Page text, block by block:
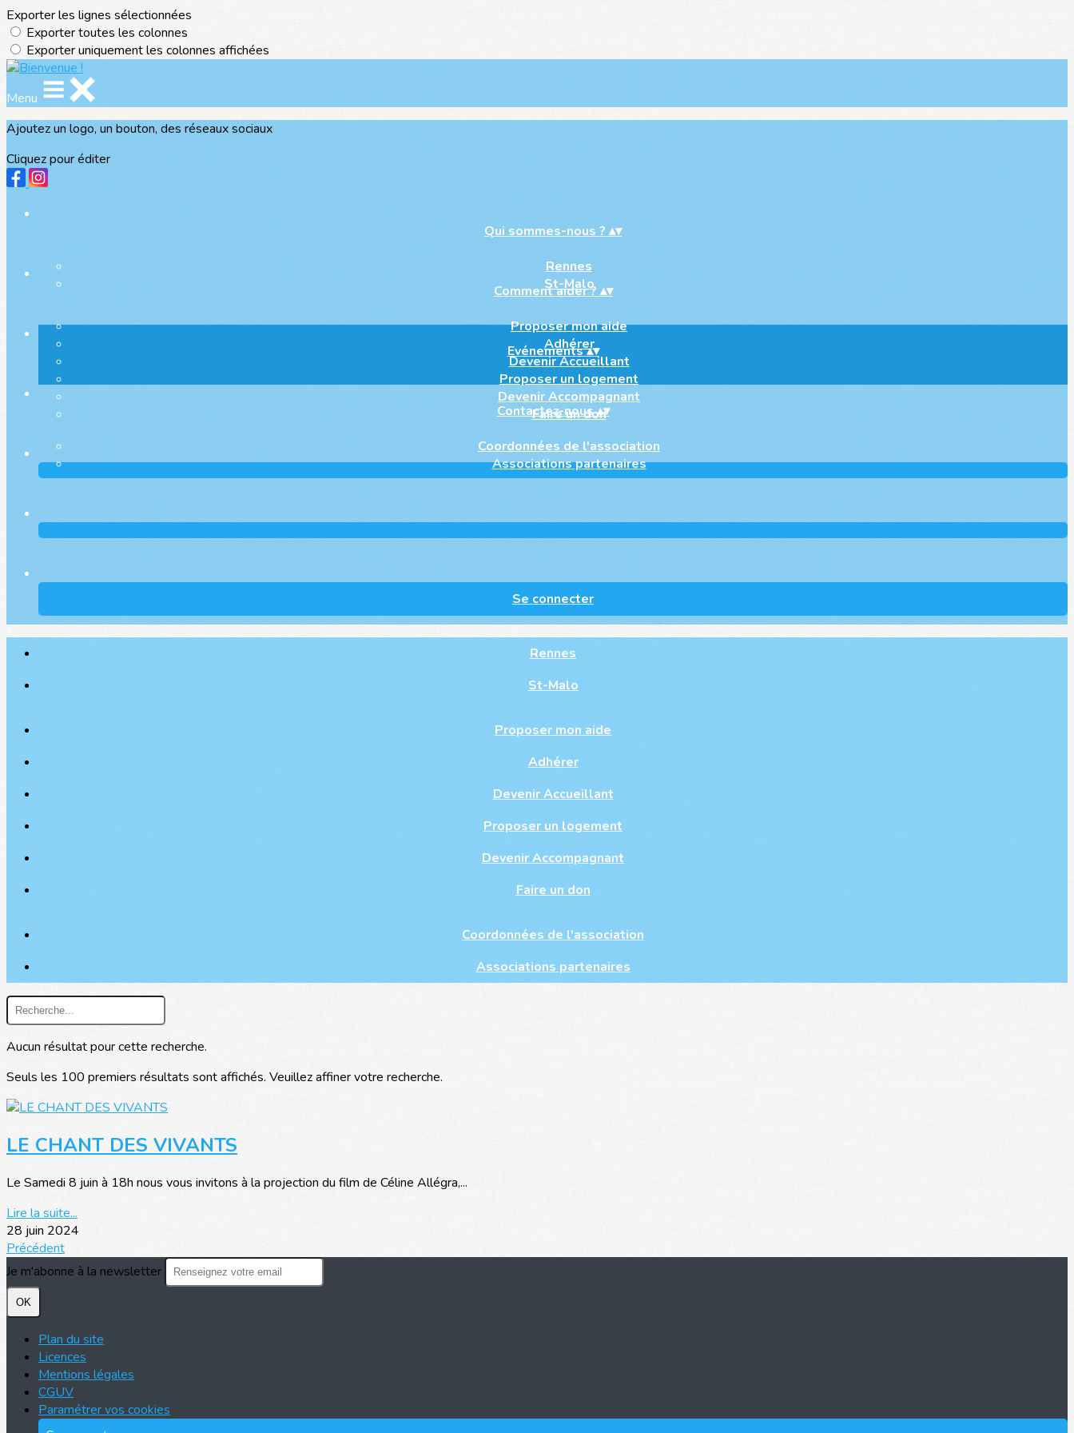
Exporter les lignes sélectionnées
Exporter toutes les colonnes
Exporter uniquement les colonnes affichées
Menu
Ajoutez un logo, un bouton, des réseaux sociaux
Cliquez pour éditer
Qui sommes-nous ? ▴▾
Rennes
St-Malo
Comment aider ? ▴▾
Proposer mon aide
Adhérer
Devenir Accueillant
Proposer un logement
Devenir Accompagnant
Faire un don
Evénements▴▾
Contactez-nous▴▾
Coordonnées de l'association
Associations partenaires
Se connecter
Rennes
St-Malo
Proposer mon aide
Adhérer
Devenir Accueillant
Proposer un logement
Devenir Accompagnant
Faire un don
Coordonnées de l'association
Associations partenaires
Aucun résultat pour cette recherche.
Seuls les 100 premiers résultats sont affichés. Veuillez affiner votre recherche.
LE CHANT DES VIVANTS
Le Samedi 8 juin à 18h nous vous invitons à la projection du film de Céline Allégra,...
Lire la suite...
28 juin 2024
Précédent
Je m'abonne à la newsletter
OK
Plan du site
Licences
Mentions légales
CGUV
Paramétrer vos cookies